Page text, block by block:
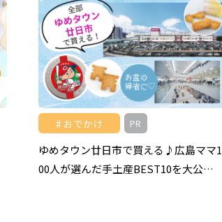
おでかけ PR
ゆめタウン廿日市で買える♪広島ママ1
00人が選んだ手土産BEST10を大公…